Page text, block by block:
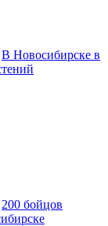
В Новосибирске в
200 бойцов